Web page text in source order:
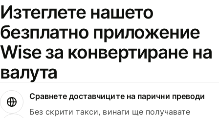
Изтеглете нашето
безплатно приложение
Wise за конвертиране на
валута
Сравнете доставчиците на парични преводи
Без скрити такси, винаги ще получавате